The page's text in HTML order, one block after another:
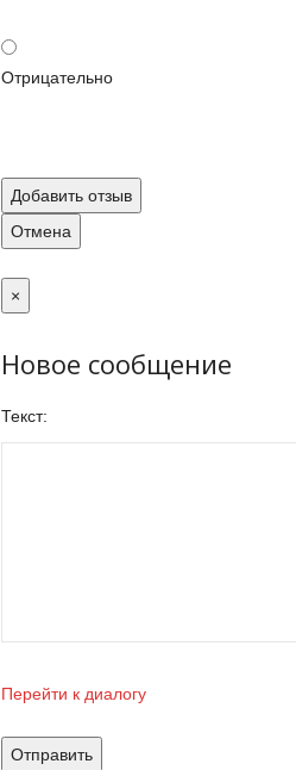
Отрицательно
Добавить отзыв
Отмена
×
Новое сообщение
Текст:
Перейти к диалогу
Отправить